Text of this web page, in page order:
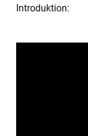
Introduktion: